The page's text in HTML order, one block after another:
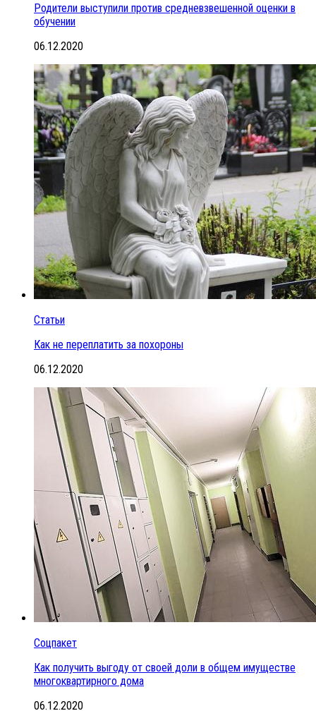
Родители выступили против средневзвешенной оценки в
обучении
06.12.2020
Статьи
Как не переплатить за похороны
06.12.2020
Соцпакет
Как получить выгоду от своей доли в общем имуществе
многоквартирного дома
06.12.2020